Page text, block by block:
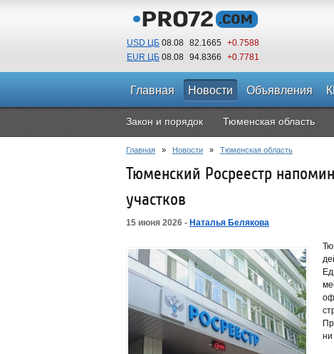
USD ЦБ 08.08 82.1665 +0.7588
EUR ЦБ 08.08 94.8366 +0.7781
Главная Новости Объявления
Закон и порядок Тюменская область
Главная » Новости » Тюменская область
Тюменский Росреестр
участков
15 июня 2026 - Наталья Белякова
ни